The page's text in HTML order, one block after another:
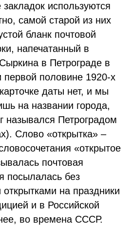
закладок используются
самой старой из них
бланк почтовой
напечатанный в
в Петрограде в
первой половине 1920-х
даты нет, и мы
на названии города,
назывался Петроградом
Слово «открытка» –
«открытое
почтовая
посылалась без
на праздники
и в Российской
во времена СССР.